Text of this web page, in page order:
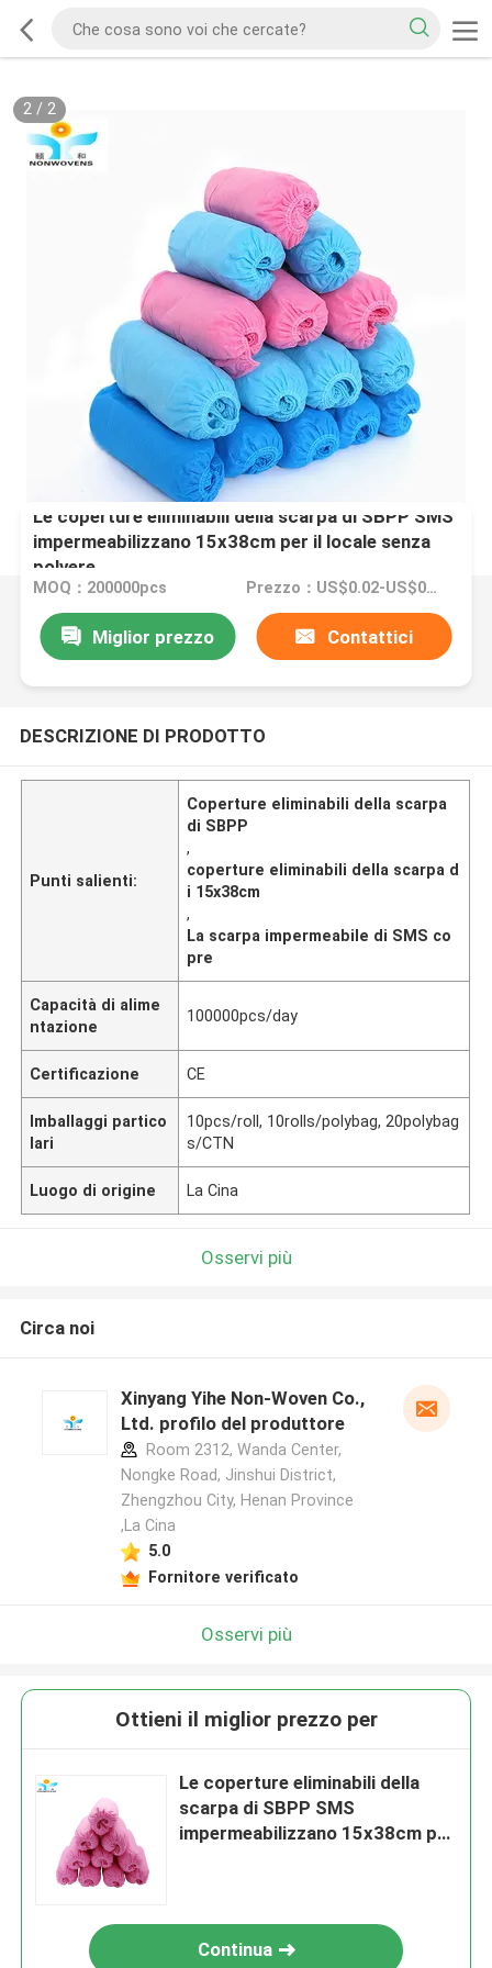
2/ 2
Le coperture eliminabili della scarpa di SBPP SMS
impermeabilizzano 15x38cm per il locale senza
polvere
MOQ：200000pcs Prezzo：US$0.02-US$0.014/PCS
Miglior prezzo Contattici
DESCRIZIONE DI PRODOTTO
Punti salienti:
Coperture eliminabili della scarpa
di SBPP
,
coperture eliminabili della scarpa d
i 15x38cm
,
La scarpa impermeabile di SMS co
pre
Capacità di alime
ntazione
100000pcs/day
Certificazione CE
Imballaggi partico
lari
10pcs/roll, 10rolls/polybag, 20polybag
s/CTN
Luogo di origine La Cina
Osservi più
Circa noi
Xinyang Yihe Non-Woven Co.,
Ltd. profilo del produttore
Room 2312, Wanda Center,
Nongke Road, Jinshui District,
Zhengzhou City, Henan Province
,La Cina
5.0
Fornitore verificato
Osservi più
Ottieni il miglior prezzo per
Le coperture eliminabili della
scarpa di SBPP SMS
impermeabilizzano 15x38cm per
Continua